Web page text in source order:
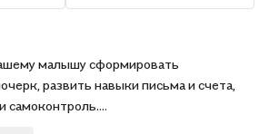
малышу сформировать
развить навыки письма и счета,
самоконтроль.